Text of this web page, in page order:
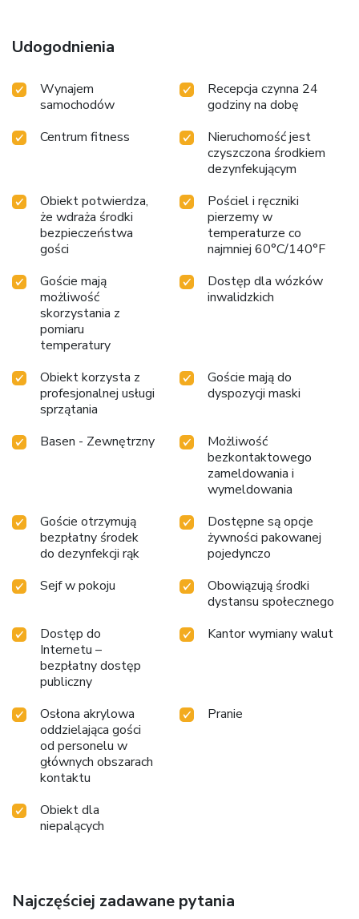
Udogodnienia
Wynajem
samochodów
Recepcja czynna 24
godziny na dobę
Centrum fitness
Nieruchomość jest
czyszczona środkiem
dezynfekującym
Obiekt potwierdza,
że wdraża środki
bezpieczeństwa
gości
Pościel i ręczniki
pierzemy w
temperaturze co
najmniej 60°C/140°F
Goście mają
możliwość
skorzystania z
pomiaru
temperatury
Dostęp dla wózków
inwalidzkich
Obiekt korzysta z
profesjonalnej usługi
sprzątania
Goście mają do
dyspozycji maski
Basen - Zewnętrzny
Możliwość
bezkontaktowego
zameldowania i
wymeldowania
Goście otrzymują
bezpłatny środek
do dezynfekcji rąk
Dostępne są opcje
żywności pakowanej
pojedynczo
Sejf w pokoju
Obowiązują środki
dystansu społecznego
Dostęp do
Internetu –
bezpłatny dostęp
publiczny
Kantor wymiany walut
Osłona akrylowa
oddzielająca gości
od personelu w
głównych obszarach
kontaktu
Pranie
Obiekt dla
niepalących
Najczęściej zadawane pytania